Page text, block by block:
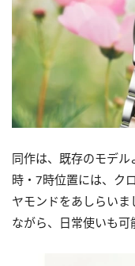
同作は、既存のモデ
時・7時位置には、ク
ヤモンドをあしらい
ながら、日常使いも可